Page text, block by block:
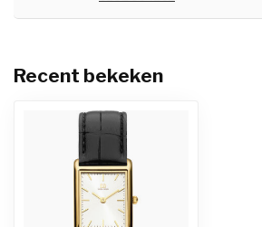
Recent bekeken